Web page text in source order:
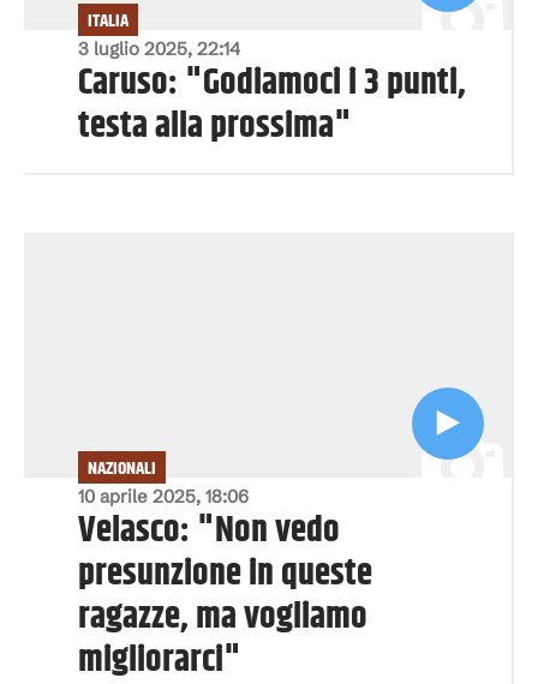
3 luglio 2025, 22:14
ITALIA
Caruso: "Godiamoci i 3 punti,
testa alla prossima"
10 aprile 2025, 18:06
NAZIONALI
Velasco: "Non vedo
presunzione in queste
ragazze, ma vogliamo
migliorarci"